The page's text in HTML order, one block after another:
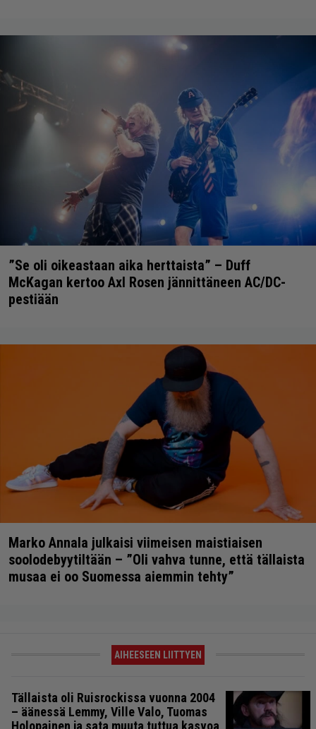
”Se oli oikeastaan aika herttaista” – Duff
McKagan kertoo Axl Rosen jännittäneen AC/DC-
pestiään
Marko Annala julkaisi viimeisen maistiaisen
soolodebyytiltään – ”Oli vahva tunne, että tällaista
musaa ei oo Suomessa aiemmin tehty”
AIHEESEEN LIITTYEN
Tällaista oli Ruisrockissa vuonna 2004
– äänessä Lemmy, Ville Valo, Tuomas
Holopainen ja sata muuta tuttua kasvoa